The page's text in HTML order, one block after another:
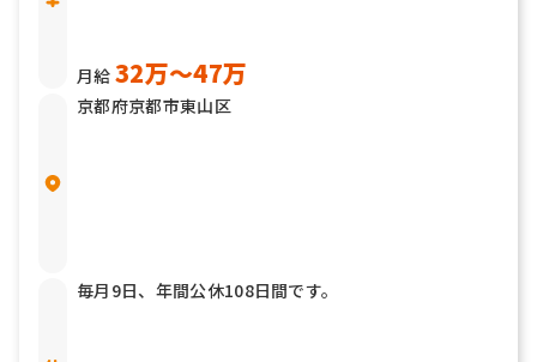
月給 32万〜47万
京都府京都市東山区
毎月9日、年間公休108日間です。